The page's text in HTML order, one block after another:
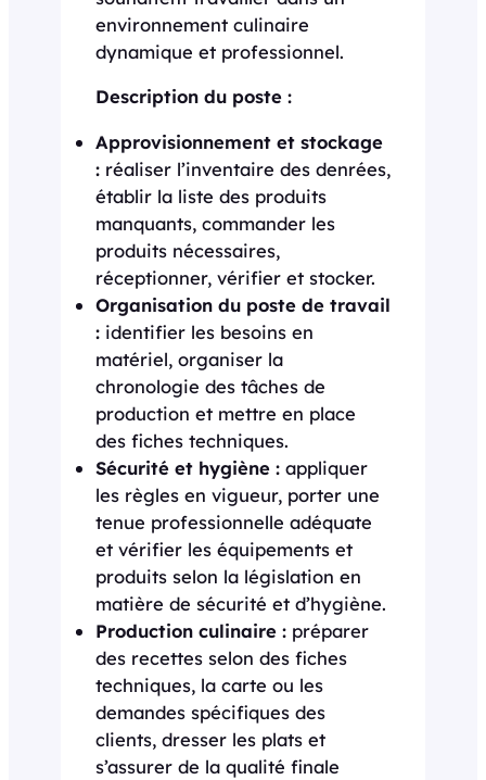
environnement culinaire
dynamique et professionnel.
Description du poste :
Approvisionnement et stockage
: réaliser l’inventaire des denrées,
établir la liste des produits
manquants, commander les
produits nécessaires,
réceptionner, vérifier et stocker.
Organisation du poste de travail
: identifier les besoins en
matériel, organiser la
chronologie des tâches de
production et mettre en place
des fiches techniques.
Sécurité et hygiène : appliquer
les règles en vigueur, porter une
tenue professionnelle adéquate
et vérifier les équipements et
produits selon la législation en
matière de sécurité et d’hygiène.
Production culinaire : préparer
des recettes selon des fiches
techniques, la carte ou les
demandes spécifiques des
clients, dresser les plats et
s’assurer de la qualité finale